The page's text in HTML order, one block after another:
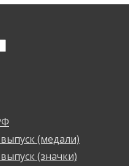
(медали)
(значки)